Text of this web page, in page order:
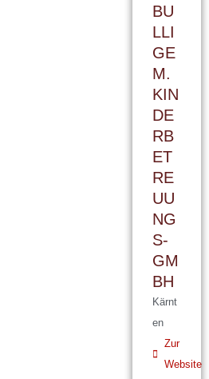
BU
LLI
GE
M.
KIN
DE
RB
ET
RE
UU
NG
S-
GM
BH
Kärnt
en
Zur
Website